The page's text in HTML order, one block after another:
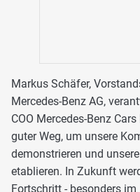
Markus Schäfer,
Mercedes-Benz AG,
COO Mercedes-Benz
guter Weg, um unsere
demonstrieren und
etablieren. In Zukunft
Fortschritt - besonders